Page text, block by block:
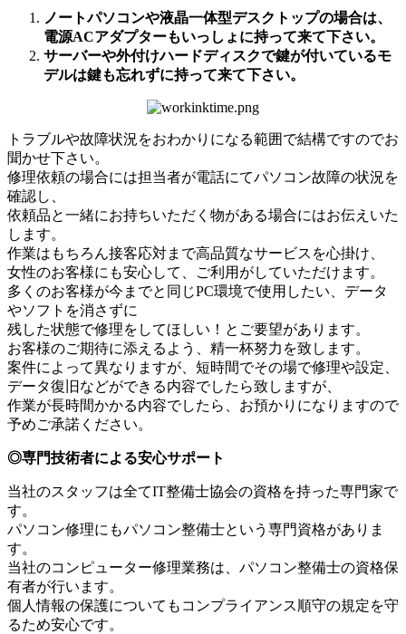
ノートパソコンや液晶一体型デスクトップの場合は、
電源ACアダプターもいっしょに持って来て下さい。
サーバーや外付けハードディスクで鍵が付いているモ
デルは鍵も忘れずに持って来て下さい。
トラブルや故障状況をおわかりになる範囲で結構ですのでお
聞かせ下さい。
修理依頼の場合には担当者が電話にてパソコン故障の状況を
確認し、
依頼品と一緒にお持ちいただく物がある場合にはお伝えいた
します。
作業はもちろん接客応対まで高品質なサービスを心掛け、
女性のお客様にも安心して、ご利用がしていただけます。
多くのお客様が今までと同じPC環境で使用したい、データ
やソフトを消さずに
残した状態で修理をしてほしい！とご要望があります。
お客様のご期待に添えるよう、精一杯努力を致します。
案件によって異なりますが、短時間でその場で修理や設定、
データ復旧などができる内容でしたら致しますが、
作業が長時間かかる内容でしたら、お預かりになりますので
予めご承諾ください。
◎専門技術者による安心サポート
当社のスタッフは全てIT整備士協会の資格を持った専門家で
す。
パソコン修理にもパソコン整備士という専門資格がありま
す。
当社のコンピューター修理業務は、パソコン整備士の資格保
有者が行います。
個人情報の保護についてもコンプライアンス順守の規定を守
るため安心です。